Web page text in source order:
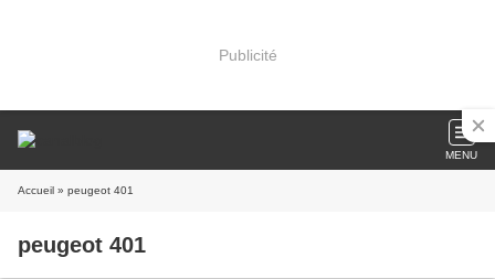
Publicité
MENU
Accueil » peugeot 401
peugeot 401